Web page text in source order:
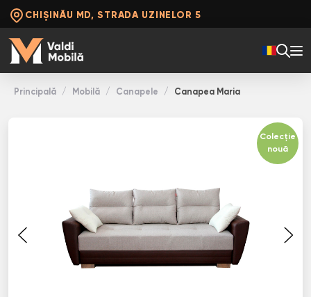
CHIȘINĂU MD, STRADA UZINELOR 5
Principală Mobilă Canapele Canapea Maria
Colecție
nouă